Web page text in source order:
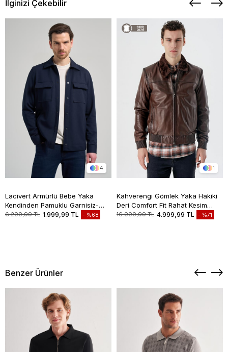
İlginizi Çekebilir
4
Lacivert Armürlü Bebe Yaka
Kendinden Pamuklu Garnisiz-
Biyesiz Standart Fit Mont
6.299,99 TL 1.999,99 TL %68
1
Kahverengi Gömlek Yaka Hakiki
Deri Comfort Fit Rahat Kesim
Casual Mont 1038235208
16.999,99 TL 4.999,99 TL %71
Benzer Ürünler